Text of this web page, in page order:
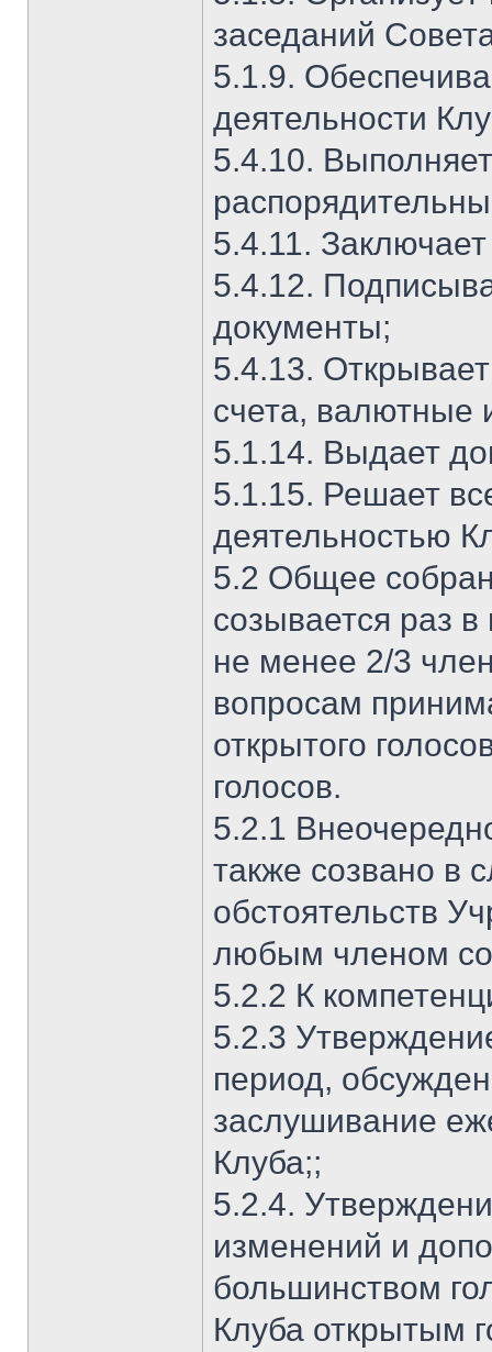
заседаний
5.1.9.
деятельности
5.4.10.
5.4.11.
5.4.12.
документы;
5.4.13.
счета, валютные
5.1.14. Выдает
5.1.15. Решает
деятельностью
5.2 Общее
созывается раз
не менее 2/3
вопросам
открытого
голосов.
5.2.1
также созвано в
обстоятельств
любым членом
5.2.2 К
5.2.3
период,
заслушивание
Клуба;;
5.2.4.
изменений и
большинством
Клуба открытым